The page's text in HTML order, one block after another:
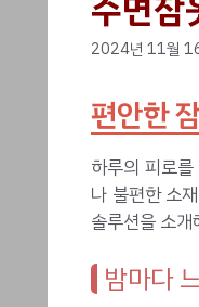
2024년 11월
편안한
하루의 피로
나 불편한 소
솔루션을 소개
밤마다